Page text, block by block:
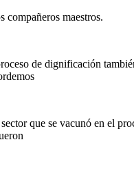
compañeros maestros.
de dignificación
que se vacunó en el